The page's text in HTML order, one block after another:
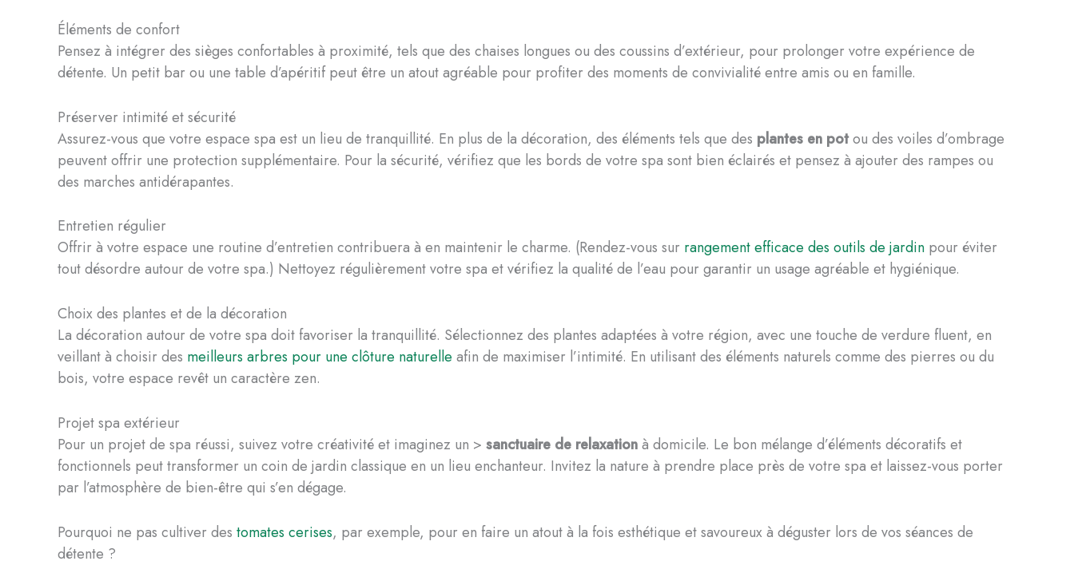
Éléments de confort
Pensez à intégrer des sièges confortables à proximité, tels que des chaises longues ou des coussins d’extérieur, pour prolonger votre expérience de
détente. Un petit bar ou une table d’apéritif peut être un atout agréable pour profiter des moments de convivialité entre amis ou en famille.
Préserver intimité et sécurité
Assurez-vous que votre espace spa est un lieu de tranquillité. En plus de la décoration, des éléments tels que des plantes en potou des voiles d’ombrage
peuvent offrir une protection supplémentaire. Pour la sécurité, vérifiez que les bords de votre spa sont bien éclairés et pensez à ajouter des rampes ou
des marches antidérapantes.
Entretien régulier
Offrir à votre espace une routine d’entretien contribuera à en maintenir le charme. (Rendez-vous sur rangement efficace des outils de jardin pour éviter
tout désordre autour de votre spa.) Nettoyez régulièrement votre spa et vérifiez la qualité de l’eau pour garantir un usage agréable et hygiénique.
Choix des plantes et de la décoration
La décoration autour de votre spa doit favoriser la tranquillité. Sélectionnez des plantes adaptées à votre région, avec une touche de verdure fluent, en
veillant à choisir des meilleurs arbres pour une clôture naturelle afin de maximiser l’intimité. En utilisant des éléments naturels comme des pierres ou du
bois, votre espace revêt un caractère zen.
Projet spa extérieur
Pour un projet de spa réussi, suivez votre créativité et imaginez un > sanctuaire de relaxationà domicile. Le bon mélange d’éléments décoratifs et
fonctionnels peut transformer un coin de jardin classique en un lieu enchanteur. Invitez la nature à prendre place près de votre spa et laissez-vous porter
par l’atmosphère de bien-être qui s’en dégage.
Pourquoi ne pas cultiver des tomates cerises, par exemple, pour en faire un atout à la fois esthétique et savoureux à déguster lors de vos séances de
détente ?